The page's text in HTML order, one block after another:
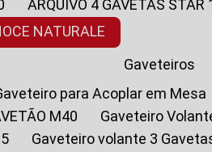
ARQUIVO 4 GAVETAS
NATURALE
Gaveteiros
Gaveteiro para Acoplar em Mesa
M40
Gaveteiro
Gaveteiro volante 3